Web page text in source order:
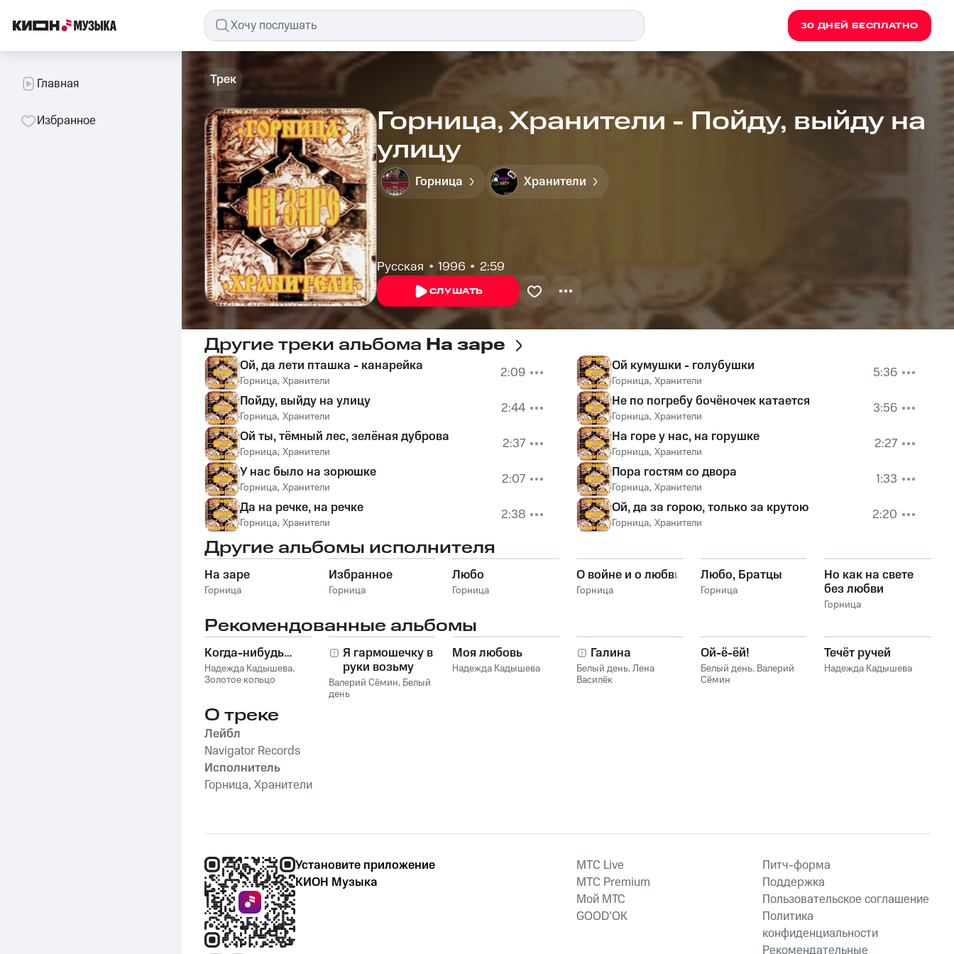
30 ДНЕЙ БЕСПЛАТНО
Главная
Избранное
Трек
Горница, Хранители - Пойду, выйду на
улицу
Горница Хранители
Русская 1996 2:59
СЛУШАТЬ
Другие треки альбома На заре
Ой, да лети пташка - канарейка
Горница, Хранители
2:09
Пойду, выйду на улицу
Горница, Хранители
2:44
Ой ты, тёмный лес, зелёная дуброва
Горница, Хранители
2:37
У нас было на зорюшке
Горница, Хранители
2:07
Да на речке, на речке
Горница, Хранители 2:38
Ой кумушки - голубушки
Горница, Хранители
5:36
Не по погребу бочёночек катается
Горница, Хранители
3:56
На горе у нас, на горушке
Горница, Хранители
2:27
Пора гостям со двора
Горница, Хранители
1:33
Ой, да за горою, только за крутою
Горница, Хранители 2:20
Другие альбомы исполнителя
На заре
Горница
Избранное
Горница
Любо
Горница
О войне и о любви
Горница
Любо, Братцы
Горница
Но как на свете
без любви
прожить
Горница
Рекомендованные альбомы
Когда-нибудь…
Надежда Кадышева,
Золотое кольцо
Я гармошечку в
руки возьму
Валерий Сёмин, Белый
день
Моя любовь
Надежда Кадышева
Галина
Белый день,Лена
Василёк
Ой-ё-ёй!
Белый день, Валерий
Сёмин
Течёт ручей
Надежда Кадышева
О треке
Лейбл
Navigator Records
Исполнитель
Горница, Хранители
Установите приложение
КИОН Музыка
MTС Live
MTС Premium
Мой МТС
GOOD’OK
Питч-форма
Поддержка
Пользовательское соглашение
Политика
конфиденциальности
Рекомендательные